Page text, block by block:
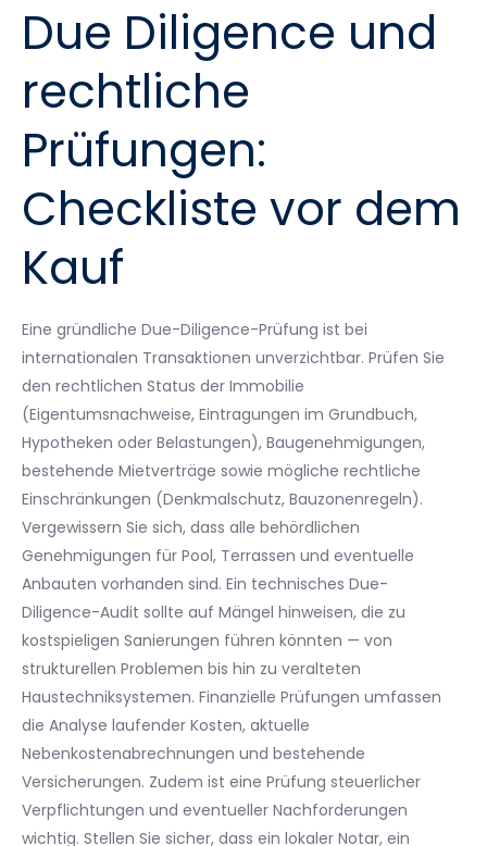
Due Diligence und
rechtliche
Prüfungen:
Checkliste vor dem
Kauf
Eine gründliche Due-Diligence-Prüfung ist bei
internationalen Transaktionen unverzichtbar. Prüfen Sie
den rechtlichen Status der Immobilie
(Eigentumsnachweise, Eintragungen im Grundbuch,
Hypotheken oder Belastungen), Baugenehmigungen,
bestehende Mietverträge sowie mögliche rechtliche
Einschränkungen (Denkmalschutz, Bauzonenregeln).
Vergewissern Sie sich, dass alle behördlichen
Genehmigungen für Pool, Terrassen und eventuelle
Anbauten vorhanden sind. Ein technisches Due-
Diligence-Audit sollte auf Mängel hinweisen, die zu
kostspieligen Sanierungen führen könnten — von
strukturellen Problemen bis hin zu veralteten
Haustechniksystemen. Finanzielle Prüfungen umfassen
die Analyse laufender Kosten, aktuelle
Nebenkostenabrechnungen und bestehende
Versicherungen. Zudem ist eine Prüfung steuerlicher
Verpflichtungen und eventueller Nachforderungen
wichtig. Stellen Sie sicher, dass ein lokaler Notar, ein